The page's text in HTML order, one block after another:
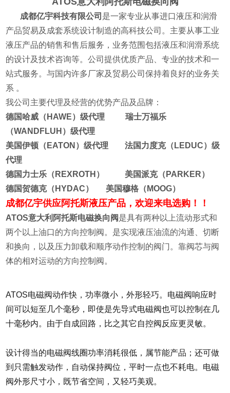
成都亿宇科技有限公司 是一家专业从事进口液压和润滑
产品贸易及成套系统设计制造的高科技公司。主要从事工业
液压产品的销售和售后服务，业务范围包括液压和润滑系统
的设计及技术咨询等。公司提供优质产品、专业的技术和一
站式服务。与国内许多厂家及贸易公司保持着良好的业务关
系 。
我公司主要代理及经营的优势产品及品牌：
德国哈威（HAWE）级代理 瑞士万福乐
（WANDFLUH）级代理
美国伊顿（EATON）级代理 法国力度克（LEDUC）级
代理
德国力士乐（REXROTH） 美国派克（PARKER）
德国贺德克（HYDAC） 美国穆格（MOOG）
成都亿宇供应阿托斯液压产品，欢迎来电选购！！
ATOS意大利阿托斯电磁换向阀是具有两种以上流动形式和
两个以上油口的方向控制阀。是实现液压油流的沟通、切断
和换向，以及压力卸载和顺序动作控制的阀门。靠阀芯与阀
体的相对运动的方向控制阀。
ATOS电磁阀动作快，功率微小，外形轻巧。电磁阀响应时
间可以短至几个毫秒，即使是先导式电磁阀也可以控制在几
十毫秒内。由于自成回路，比之其它自控阀反应更灵敏。
设计得当的电磁阀线圈功率消耗很低，属节能产品；还可做
到只需触发动作，自动保持阀位，平时一点也不耗电。电磁
阀外形尺寸小，既节省空间，又轻巧美观。